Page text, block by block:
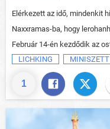
1
Elérkezett az idő, mindenkit
Naxxramas-ba, hogy
Február 14-én kezdődik az
LICHKING
MINISZETT